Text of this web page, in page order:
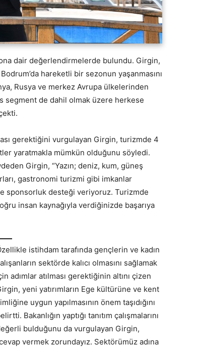
dair değerlendirmelerde bulundu. Girgin,
hareketli bir sezonun yaşanmasını
Rusya ve merkez Avrupa ülkelerinden
segment de dahil olmak üzere herkese
gerektiğini vurgulayan Girgin, turizmde 4
yaratmakla mümkün olduğunu söyledi.
Girgin, “Yazın; deniz, kum, güneş
gastronomi turizmi gibi imkanlar
sponsorluk desteği veriyoruz. Turizmde
insan kaynağıyla verdiğinizde başarıya
istihdam tarafında gençlerin ve kadın
sektörde kalıcı olmasını sağlamak
adımlar atılması gerektiğinin altını çizen
yeni yatırımların Ege kültürüne ve kent
uygun yapılmasının önem taşıdığını
Bakanlığın yaptığı tanıtım çalışmalarını
bulduğunu da vurgulayan Girgin,
vermek zorundayız. Sektörümüz adına